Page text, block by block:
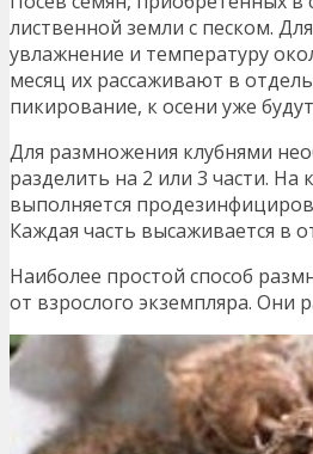
лиственной земли с песком.
увлажнение и температуру
месяц их рассаживают в
пикирование, к осени уже
Для размножения клубнями
разделить на 2 или 3 части.
выполняется
Каждая часть высаживается в
Наиболее простой способ
от взрослого экземпляра. Они